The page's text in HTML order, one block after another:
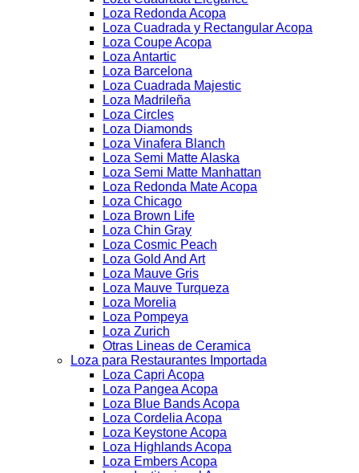
Loza Redonda Acopa
Loza Cuadrada y Rectangular Acopa
Loza Coupe Acopa
Loza Antartic
Loza Barcelona
Loza Cuadrada Majestic
Loza Madrileña
Loza Circles
Loza Diamonds
Loza Vinafera Blanch
Loza Semi Matte Alaska
Loza Semi Matte Manhattan
Loza Redonda Mate Acopa
Loza Chicago
Loza Brown Life
Loza Chin Gray
Loza Cosmic Peach
Loza Gold And Art
Loza Mauve Gris
Loza Mauve Turqueza
Loza Morelia
Loza Pompeya
Loza Zurich
Otras Lineas de Ceramica
Loza para Restaurantes Importada
Loza Capri Acopa
Loza Pangea Acopa
Loza Blue Bands Acopa
Loza Cordelia Acopa
Loza Keystone Acopa
Loza Highlands Acopa
Loza Embers Acopa